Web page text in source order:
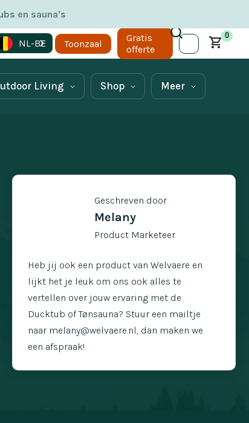
en sauna's
NL-BE Toonzaal
Gratis
offerte
0
Living Shop Meer
Geschreven door
Melany
Product Marketeer
Heb jij ook een product van Welvaere en
lijkt het je leuk om ons ook alles te
vertellen over jouw ervaring met de
Ducktub of Tønsauna? Stuur een mailtje
naar melany@welvaere.nl, dan maken we
een afspraak!